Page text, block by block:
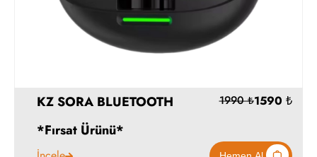
KZ SORA BLUETOOTH
*Fırsat Ürünü*